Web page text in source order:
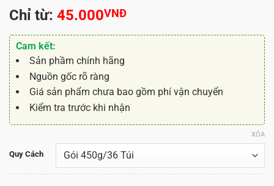
Chỉ từ: 45.000VNĐ
Cam kết:
Sản phầm chính hãng
Nguồn gốc rõ ràng
Giá sản phẩm chưa bao gồm phí vận chuyển
Kiểm tra trước khi nhận
Quy Cách
XÓA